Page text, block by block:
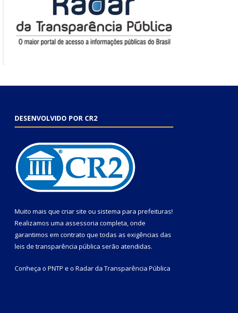
DESENVOLVIDO POR CR2
Muito mais que criar site ou sistema para prefeituras!
Realizamos uma assessoria completa, onde
garantimos em contrato que todas as exigências das
leis de transparência pública serão atendidas.
Conheça o PNTP e o Radar da Transparência Pública